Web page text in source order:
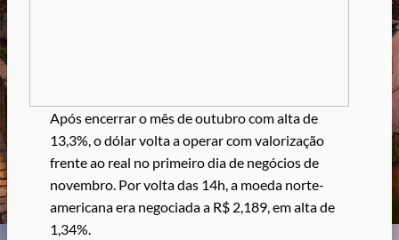
Após encerrar o mês de outubro com alta de
13,3%, o dólar volta a operar com valorização
frente ao real no primeiro dia de negócios de
novembro. Por volta das 14h, a moeda norte-
americana era negociada a R$ 2,189, em alta de
1,34%.